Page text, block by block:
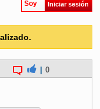
Soy Iniciar sesión
0